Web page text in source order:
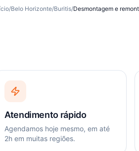
/Belo Horizonte/Buritis/Desmontagem e
Atendimento rápido
Agendamos hoje mesmo, em até
2h em muitas regiões.